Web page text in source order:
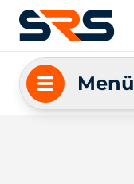
Menü